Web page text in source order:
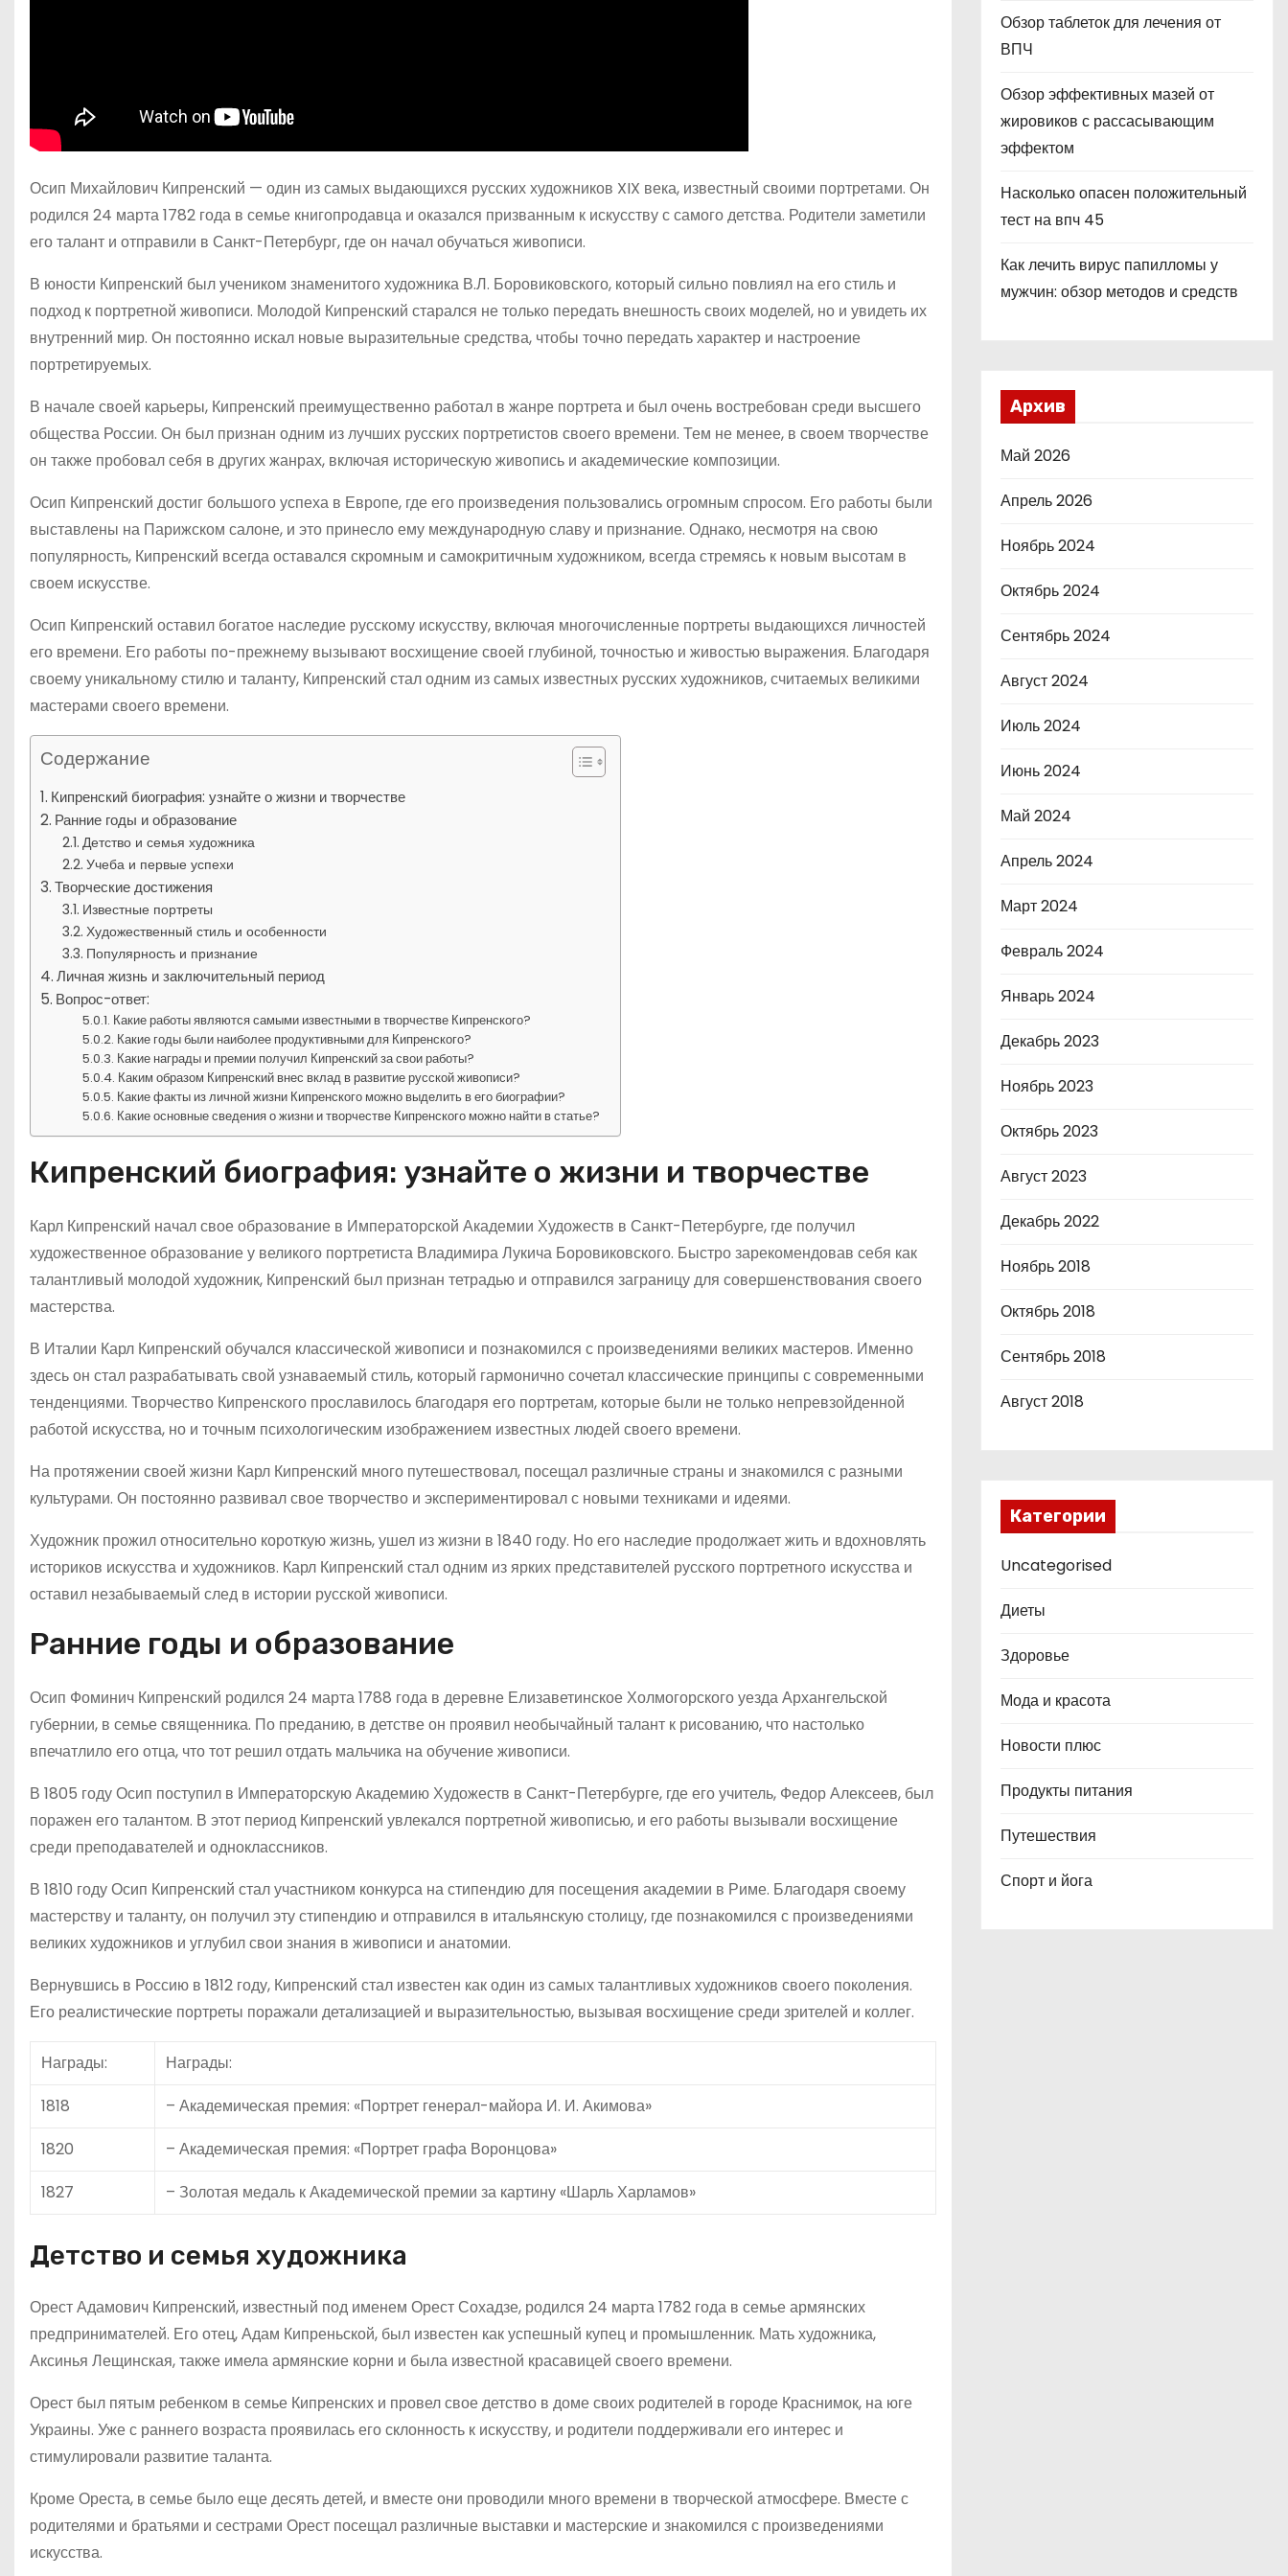
Осип Михайлович Кипренский — один из самых выдающихся русских художников XIX века, известный своими портретами. Он
родился 24 марта 1782 года в семье книгопродавца и оказался призванным к искусству с самого детства. Родители заметили
его талант и отправили в Санкт-Петербург, где он начал обучаться живописи.
В юности Кипренский был учеником знаменитого художника В.Л. Боровиковского, который сильно повлиял на его стиль и
подход к портретной живописи. Молодой Кипренский старался не только передать внешность своих моделей, но и увидеть их
внутренний мир. Он постоянно искал новые выразительные средства, чтобы точно передать характер и настроение
портретируемых.
В начале своей карьеры, Кипренский преимущественно работал в жанре портрета и был очень востребован среди высшего
общества России. Он был признан одним из лучших русских портретистов своего времени. Тем не менее, в своем творчестве
он также пробовал себя в других жанрах, включая историческую живопись и академические композиции.
Осип Кипренский достиг большого успеха в Европе, где его произведения пользовались огромным спросом. Его работы были
выставлены на Парижском салоне, и это принесло ему международную славу и признание. Однако, несмотря на свою
популярность, Кипренский всегда оставался скромным и самокритичным художником, всегда стремясь к новым высотам в
своем искусстве.
Осип Кипренский оставил богатое наследие русскому искусству, включая многочисленные портреты выдающихся личностей
его времени. Его работы по-прежнему вызывают восхищение своей глубиной, точностью и живостью выражения. Благодаря
своему уникальному стилю и таланту, Кипренский стал одним из самых известных русских художников, считаемых великими
мастерами своего времени.
Содержание
Кипренский биография: узнайте о жизни и творчестве
Ранние годы и образование
Детство и семья художника
Учеба и первые успехи
Творческие достижения
Известные портреты
Художественный стиль и особенности
Популярность и признание
Личная жизнь и заключительный период
Вопрос-ответ:
Какие работы являются самыми известными в творчестве Кипренского?
Какие годы были наиболее продуктивными для Кипренского?
Какие награды и премии получил Кипренский за свои работы?
Каким образом Кипренский внес вклад в развитие русской живописи?
Какие факты из личной жизни Кипренского можно выделить в его биографии?
Какие основные сведения о жизни и творчестве Кипренского можно найти в статье?
Кипренский биография: узнайте о жизни и творчестве
Карл Кипренский начал свое образование в Императорской Академии Художеств в Санкт-Петербурге, где получил
художественное образование у великого портретиста Владимира Лукича Боровиковского. Быстро зарекомендовав себя как
талантливый молодой художник, Кипренский был признан тетрадью и отправился заграницу для совершенствования своего
мастерства.
В Италии Карл Кипренский обучался классической живописи и познакомился с произведениями великих мастеров. Именно
здесь он стал разрабатывать свой узнаваемый стиль, который гармонично сочетал классические принципы с современными
тенденциями. Творчество Кипренского прославилось благодаря его портретам, которые были не только непревзойденной
работой искусства, но и точным психологическим изображением известных людей своего времени.
На протяжении своей жизни Карл Кипренский много путешествовал, посещал различные страны и знакомился с разными
культурами. Он постоянно развивал свое творчество и экспериментировал с новыми техниками и идеями.
Художник прожил относительно короткую жизнь, ушел из жизни в 1840 году. Но его наследие продолжает жить и вдохновлять
историков искусства и художников. Карл Кипренский стал одним из ярких представителей русского портретного искусства и
оставил незабываемый след в истории русской живописи.
Ранние годы и образование
Осип Фоминич Кипренский родился 24 марта 1788 года в деревне Елизаветинское Холмогорского уезда Архангельской
губернии, в семье священника. По преданию, в детстве он проявил необычайный талант к рисованию, что настолько
впечатлило его отца, что тот решил отдать мальчика на обучение живописи.
В 1805 году Осип поступил в Императорскую Академию Художеств в Санкт-Петербурге, где его учитель, Федор Алексеев, был
поражен его талантом. В этот период Кипренский увлекался портретной живописью, и его работы вызывали восхищение
среди преподавателей и одноклассников.
В 1810 году Осип Кипренский стал участником конкурса на стипендию для посещения академии в Риме. Благодаря своему
мастерству и таланту, он получил эту стипендию и отправился в итальянскую столицу, где познакомился с произведениями
великих художников и углубил свои знания в живописи и анатомии.
Вернувшись в Россию в 1812 году, Кипренский стал известен как один из самых талантливых художников своего поколения.
Его реалистические портреты поражали детализацией и выразительностью, вызывая восхищение среди зрителей и коллег.
Награды:
Награды:
1818
– Академическая премия: «Портрет генерал-майора И. И. Акимова»
1820
– Академическая премия: «Портрет графа Воронцова»
1827
– Золотая медаль к Академической премии за картину «Шарль Харламов»
Детство и семья художника
Орест Адамович Кипренский, известный под именем Орест Сохадзе, родился 24 марта 1782 года в семье армянских
предпринимателей. Его отец, Адам Кипреньской, был известен как успешный купец и промышленник. Мать художника,
Аксинья Лещинская, также имела армянские корни и была известной красавицей своего времени.
Орест был пятым ребенком в семье Кипренских и провел свое детство в доме своих родителей в городе Краснимок, на юге
Украины. Уже с раннего возраста проявилась его склонность к искусству, и родители поддерживали его интерес и
стимулировали развитие таланта.
Кроме Ореста, в семье было еще десять детей, и вместе они проводили много времени в творческой атмосфере. Вместе с
родителями и братьями и сестрами Орест посещал различные выставки и мастерские и знакомился с произведениями
искусства.
Обзор таблеток для лечения от
ВПЧ
Обзор эффективных мазей от
жировиков с рассасывающим
эффектом
Насколько опасен положительный
тест на впч 45
Как лечить вирус папилломы у
мужчин: обзор методов и средств
Архив
Май 2026
Апрель 2026
Ноябрь 2024
Октябрь 2024
Сентябрь 2024
Август 2024
Июль 2024
Июнь 2024
Май 2024
Апрель 2024
Март 2024
Февраль 2024
Январь 2024
Декабрь 2023
Ноябрь 2023
Октябрь 2023
Август 2023
Декабрь 2022
Ноябрь 2018
Октябрь 2018
Сентябрь 2018
Август 2018
Категории
Uncategorised
Диеты
Здоровье
Мода и красота
Новости плюс
Продукты питания
Путешествия
Спорт и йога